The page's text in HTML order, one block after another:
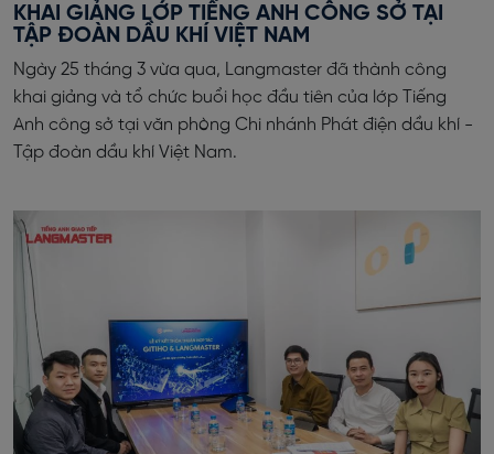
KHAI GIẢNG LỚP TIẾNG ANH CÔNG SỞ TẠI
TẬP ĐOÀN DẦU KHÍ VIỆT NAM
Ngày 25 tháng 3 vừa qua, Langmaster đã thành công
khai giảng và tổ chức buổi học đầu tiên của lớp Tiếng
Anh công sở tại văn phòng Chi nhánh Phát điện dầu khí -
Tập đoàn dầu khí Việt Nam.